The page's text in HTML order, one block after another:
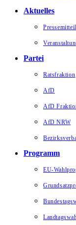
Aktuelles
Partei
Ratsfraktion
AfD
AfD
AfD NRW
Programm
EU-